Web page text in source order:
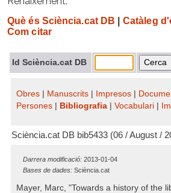
Què és Sciència.cat DB Catàleg
Com citar
Id Sciència.cat DB
Obres Manuscrits Impresos
Persones
Bibliografia Vocabulari
Sciència.cat DB bib5433 (06 / August /
Darrera modificació: 2013-01-04
Bases de dades: Sciència.cat
Mayer, Marc, "Towards a history of the